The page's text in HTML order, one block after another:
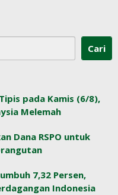
Cari
pada Kamis (6/8),
Melemah
Dana RSPO untuk
7,32 Persen,
Indonesia